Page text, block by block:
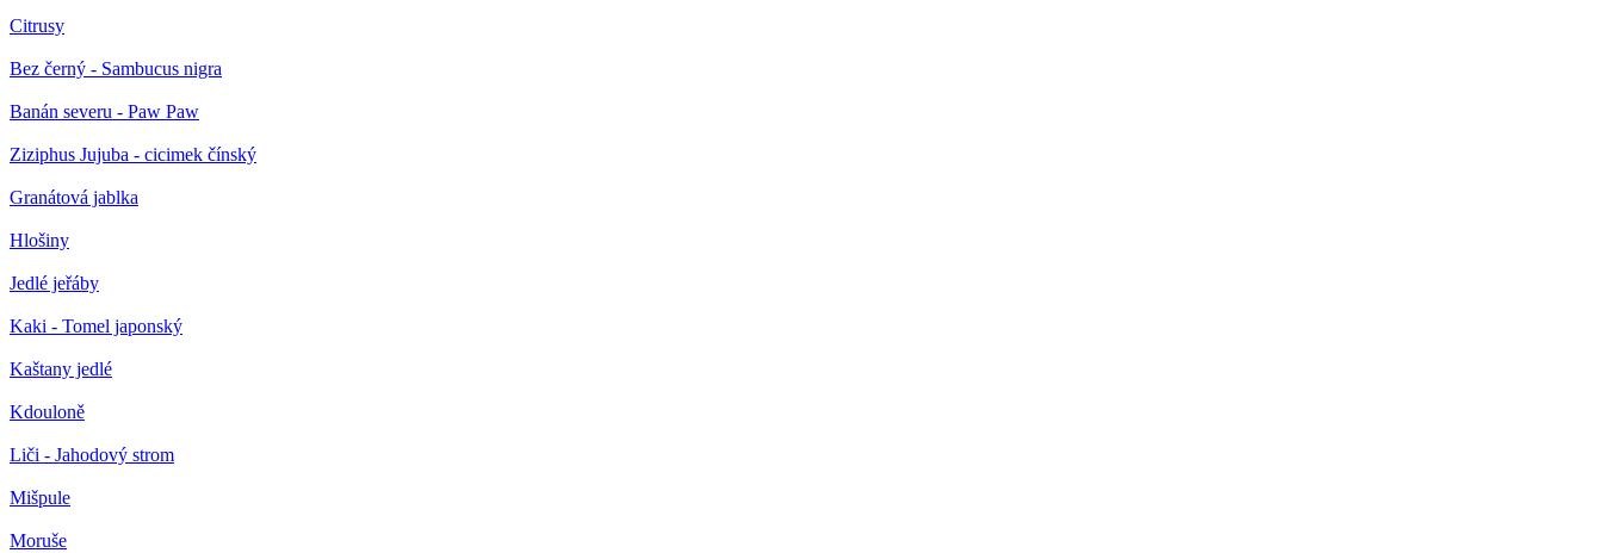
Citrusy
Bez černý - Sambucus nigra
Banán severu - Paw Paw
Ziziphus Jujuba - cicimek čínský
Granátová jablka
Hlošiny
Jedlé jeřáby
Kaki - Tomel japonský
Kaštany jedlé
Kdouloně
Liči - Jahodový strom
Mišpule
Moruše